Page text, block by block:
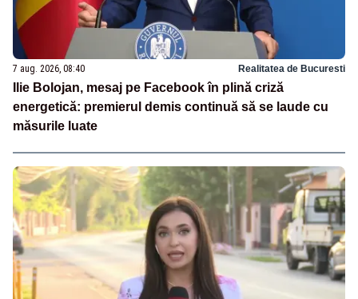
7 aug. 2026, 08:40 Realitatea de Bucuresti
Ilie Bolojan, mesaj pe Facebook în plină criză
energetică: premierul demis continuă să se laude cu
măsurile luate